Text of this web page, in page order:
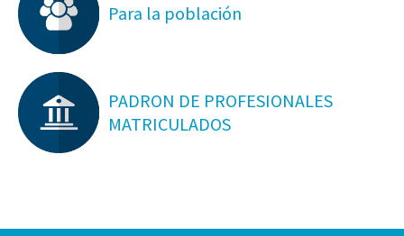
Para la población
PADRON DE PROFESIONALES
MATRICULADOS